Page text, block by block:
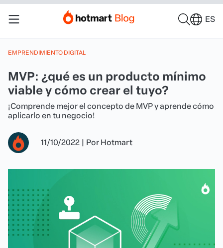
ES
EMPRENDIMIENTO DIGITAL
MVP: ¿qué es un producto mínimo
viable y cómo crear el tuyo?
¡Comprende mejor el concepto de MVP y aprende cómo
aplicarlo en tu negocio!
11/10/2022 | Por Hotmart